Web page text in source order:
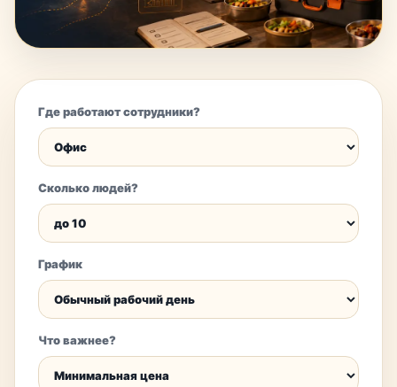
Где работают сотрудники?
Сколько людей?
График
Что важнее?